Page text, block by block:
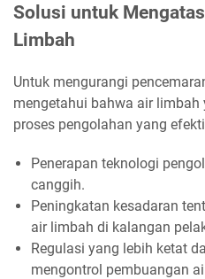
Solusi untuk
Limbah
Untuk mengurangi
mengetahui bahwa air
proses pengolahan yang
Penerapan teknologi
canggih.
Peningkatan kesadaran
air limbah di kalangan
Regulasi yang lebih ketat
mengontrol pembuangan